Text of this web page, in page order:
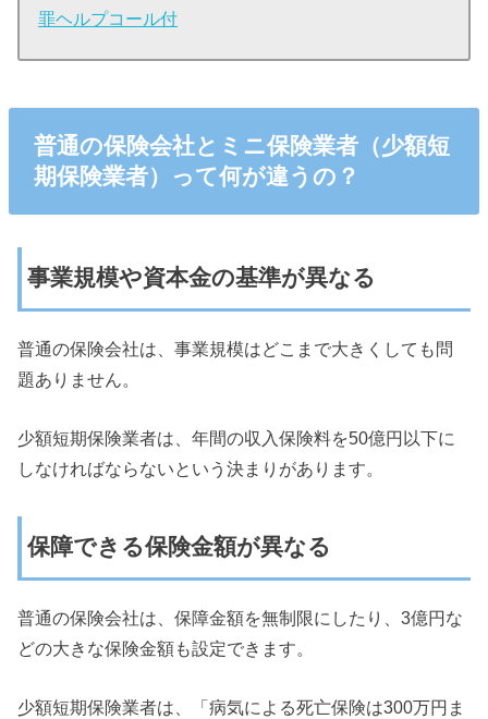
罪ヘルプコール付
普通の保険会社とミニ保険業者（少額短
期保険業者）って何が違うの？
事業規模や資本金の基準が異なる
普通の保険会社は、事業規模はどこまで大きくしても問
題ありません。
少額短期保険業者は、年間の収入保険料を50億円以下に
しなければならないという決まりがあります。
保障できる保険金額が異なる
普通の保険会社は、保障金額を無制限にしたり、3億円な
どの大きな保険金額も設定できます。
少額短期保険業者は、「病気による死亡保険は300万円ま